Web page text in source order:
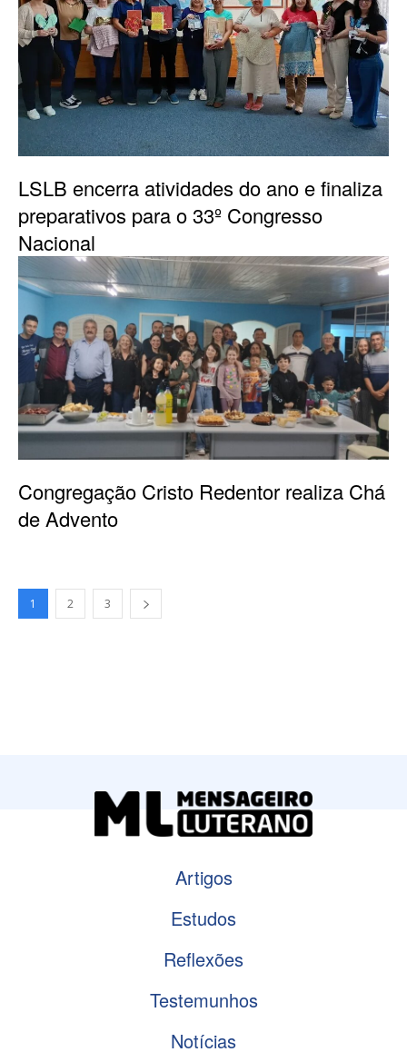
LSLB encerra atividades do ano e finaliza
preparativos para o 33º Congresso
Nacional
Congregação Cristo Redentor realiza Chá
de Advento
1 2 3
Artigos
Estudos
Reflexões
Testemunhos
Notícias